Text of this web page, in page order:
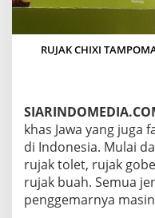
RUJAK CHIXI
khas Jawa yang juga
di Indonesia. Mulai
rujak tolet, rujak
rujak buah. Semua
penggemarnya